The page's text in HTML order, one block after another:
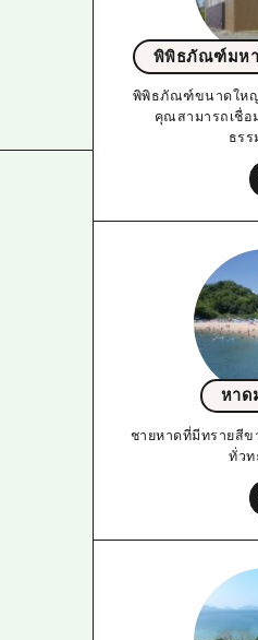
พิพิธภัณฑ์มหา
พิพิธภัณฑ์ขนาดใหญ่
คุณสามารถเชื่อ
ธรร
หาด
ชายหาดที่มีทรายสีข
ทั่วท